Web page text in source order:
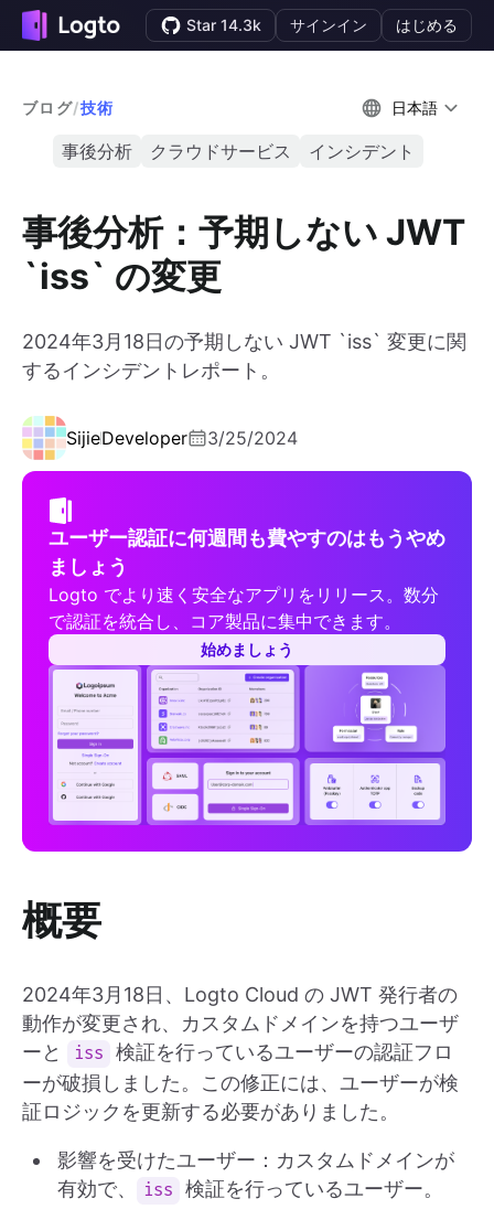
Star 14.3k サインイン はじめる
ブログ/技術 日本語
事後分析 クラウドサービス インシデント
事後分析：予期しない JWT
`iss` の変更
2024年3月18日の予期しない JWT `iss` 変更に関
するインシデントレポート。
SijieDeveloper 3/25/2024
ユーザー認証に何週間も費やすのはもうやめ
ましょう
Logto でより速く安全なアプリをリリース。数分
で認証を統合し、コア製品に集中できます。
始めましょう
概要
2024年3月18日、Logto Cloud の JWT 発行者の
動作が変更され、カスタムドメインを持つユーザ
ーと
iss
検証を行っているユーザーの認証フロ
ーが破損しました。この修正には、ユーザーが検
証ロジックを更新する必要がありました。
影響を受けたユーザー：カスタムドメインが
有効で、
iss
検証を行っているユーザー。